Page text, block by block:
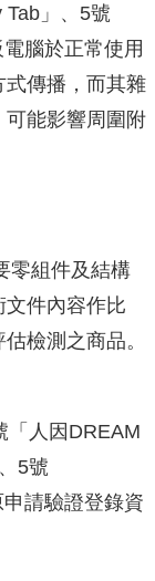
」、5號
腦於正常使用
式傳播，而其雜
能影響周圍附
零組件及結構
件內容作比
檢測之商品。
「人因DREAM
5號
申請驗證登錄資